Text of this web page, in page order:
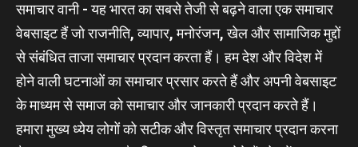
समाचार वानी - यह भारत का सबसे तेजी से बढ़ने वाला एक समाचार
वेबसाइट हैं जो राजनीति, व्यापार, मनोरंजन, खेल और सामाजिक मुद्दों
से संबंधित ताजा समाचार प्रदान करता हैं। हम देश और विदेश में
होने वाली घटनाओं का समाचार प्रसार करते हैं और अपनी वेबसाइट
के माध्यम से समाज को समाचार और जानकारी प्रदान करते हैं।
हमारा मुख्य ध्येय लोगों को सटीक और विस्तृत समाचार प्रदान करना